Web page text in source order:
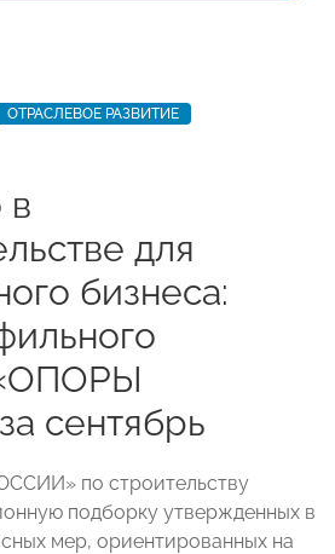
ОТРАСЛЕВОЕ РАЗВИТИЕ
в
для
бизнеса:
сентябрь
по строительству
подборку утвержденных в
мер, ориентированных на